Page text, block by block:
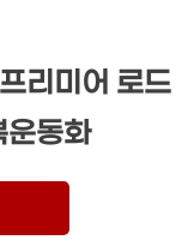
리미어 로드
동화